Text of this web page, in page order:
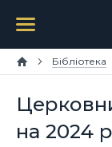
Бібліотека
на 2024